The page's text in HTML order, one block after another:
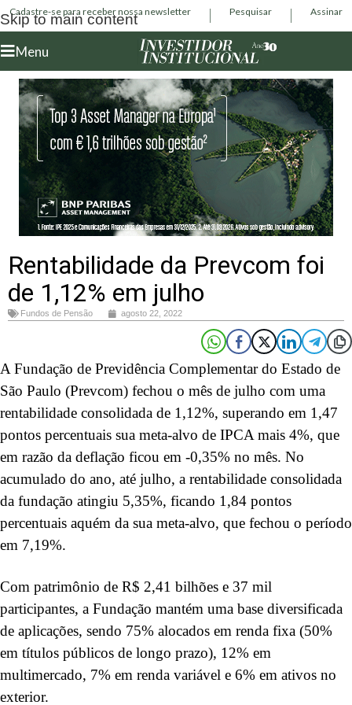
Skip to main content
Cadastre-se para receber nossa newsletter Pesquisar Assinar
Menu
Rentabilidade da Prevcom foi
de 1,12% em julho
Fundos de Pensão agosto 22, 2022
A Fundação de Previdência Complementar do Estado de
São Paulo (Prevcom) fechou o mês de julho com uma
rentabilidade consolidada de 1,12%, superando em 1,47
pontos percentuais sua meta-alvo de IPCA mais 4%, que
em razão da deflação ficou em -0,35% no mês. No
acumulado do ano, até julho, a rentabilidade consolidada
da fundação atingiu 5,35%, ficando 1,84 pontos
percentuais aquém da sua meta-alvo, que fechou o período
em 7,19%.
Com patrimônio de R$ 2,41 bilhões e 37 mil
participantes, a Fundação mantém uma base diversificada
de aplicações, sendo 75% alocados em renda fixa (50%
em títulos públicos de longo prazo), 12% em
multimercado, 7% em renda variável e 6% em ativos no
exterior.